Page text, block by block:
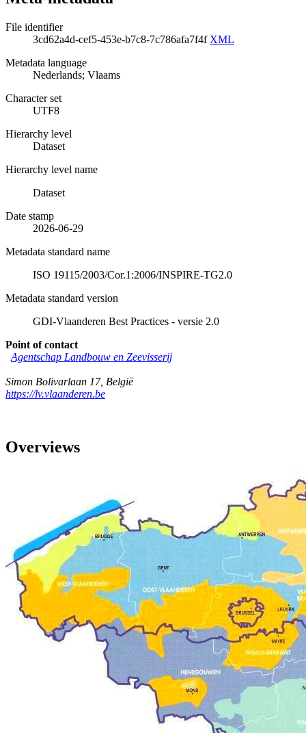
File identifier
3cd62a4d-cef5-453e-b7c8-7c786afa7f4f XML
Metadata language
Nederlands; Vlaams
Character set
UTF8
Hierarchy level
Dataset
Hierarchy level name
Dataset
Date stamp
2026-06-29
Metadata standard name
ISO 19115/2003/Cor.1:2006/INSPIRE-TG2.0
Metadata standard version
GDI-Vlaanderen Best Practices - versie 2.0
Point of contact
Agentschap Landbouw en Zeevisserij
Simon Bolivarlaan 17, België
https://lv.vlaanderen.be
Overviews